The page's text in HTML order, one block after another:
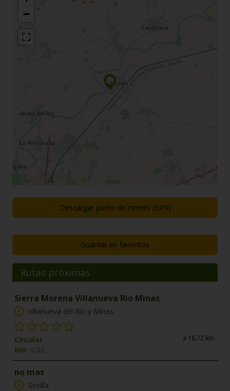
−
Descargar punto de interés (GPX)
Guardar en favoritos
Rutas próximas
Sierra Morena Villanueva Rio Minas
Villanueva del Río y Minas
Circular
Km: 0,02
a 18,72 km.
no mas
Sevilla